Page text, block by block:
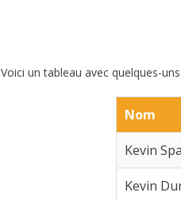
Voici un tableau avec quelques-
Nom
Kevin
Kevin